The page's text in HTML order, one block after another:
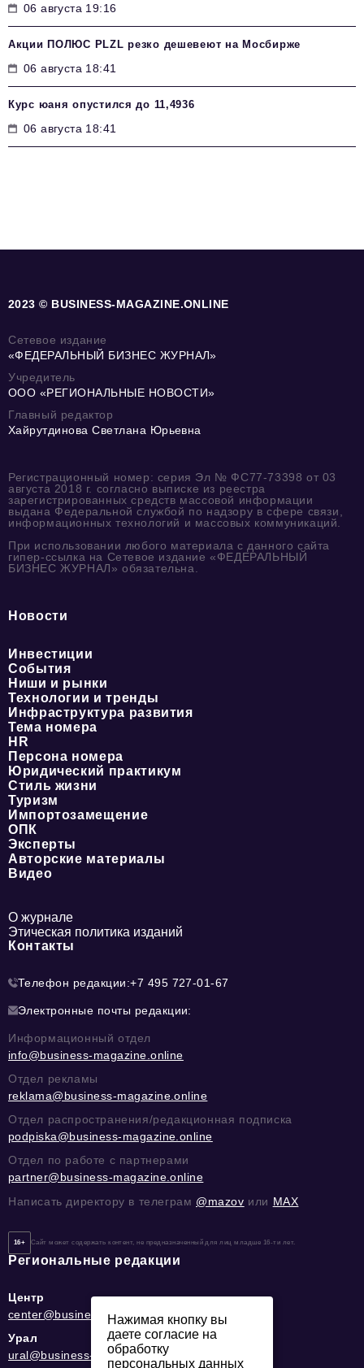
06 августа 19:16
Акции ПОЛЮС PLZL резко дешевеют на Мосбирже
06 августа 18:41
Курс юаня опустился до 11,4936
06 августа 18:41
2023 © BUSINESS-MAGAZINE.ONLINE
Сетевое издание
«ФЕДЕРАЛЬНЫЙ БИЗНЕС ЖУРНАЛ»
Учредитель
ООО «РЕГИОНАЛЬНЫЕ НОВОСТИ»
Главный редактор
Хайрутдинова Светлана Юрьевна
Регистрационный номер: серия Эл № ФС77-73398 от 03
августа 2018 г. согласно выписке из реестра
зарегистрированных средств массовой информации
выдана Федеральной службой по надзору в сфере связи,
информационных технологий и массовых коммуникаций.
При использовании любого материала с данного сайта
гипер-ссылка на Сетевое издание «ФЕДЕРАЛЬНЫЙ
БИЗНЕС ЖУРНАЛ» обязательна.
Новости
Инвестиции
События
Ниши и рынки
Технологии и тренды
Инфраструктура развития
Тема номера
HR
Персона номера
Юридический практикум
Стиль жизни
Туризм
Импортозамещение
ОПК
Эксперты
Авторские материалы
Видео
О журнале
Этическая политика изданий
Контакты
Телефон редакции:+7 495 727-01-67
Электронные почты редакции:
Информационный отдел
info@business-magazine.online
Отдел рекламы
reklama@business-magazine.online
Отдел распространения/редакционная подписка
podpiska@business-magazine.online
Отдел по работе с партнерами
partner@business-magazine.online
Написать директору в телеграм @mazov или MAX
16+ Сайт может содержать контент, не предназначенный для лиц младше 16-ти лет.
Региональные редакции
Центр
center@business-magazine.online
Урал
ural@business-magazine.online
Нажимая кнопку вы
даете согласие на
обработку
персональных данных